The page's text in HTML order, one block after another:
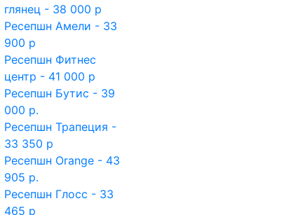
глянец - 38 000 р
Ресепшн Амели - 33
900 р
Ресепшн Фитнес
центр - 41 000 р
Ресепшн Бутис - 39
000 р.
Ресепшн Трапеция -
33 350 р
Ресепшн Orange - 43
905 р.
Ресепшн Глосс - 33
465 р